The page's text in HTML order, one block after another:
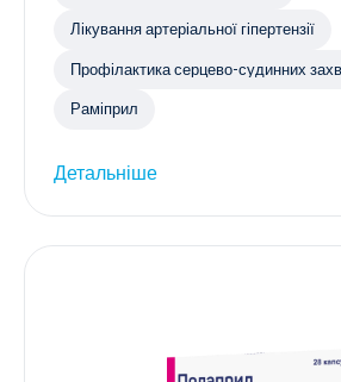
Лікування артеріальної гіпертензії
Профілактика серцево-судинних
Раміприл
Детальніше